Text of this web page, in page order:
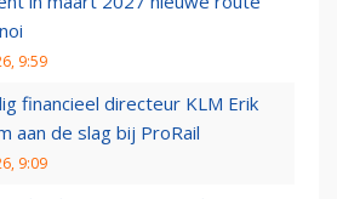
9:59
financieel directeur KLM Erik
aan de slag bij ProRail
9:09